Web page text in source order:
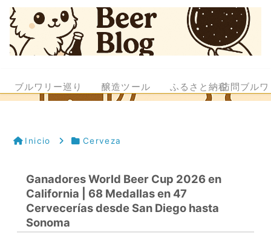
ブルワリー巡り 醸造ツール ふるさと納税訪問ブル
Inicio Cerveza
Ganadores World Beer Cup 2026 en
California | 68 Medallas en 47
Cervecerías desde San Diego hasta
Sonoma